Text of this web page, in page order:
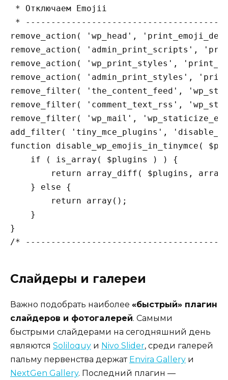
* Отключаем Emojii
*
remove_action( 'wp_head',
remove_action( 'admin_print_scripts',
remove_action( 'wp_print_styles',
remove_action( 'admin_print_styles',
remove_filter( 'the_content_feed',
remove_filter( 'comment_text_rss',
remove_filter( 'wp_mail',
add_filter( 'tiny_mce_plugins',
function disable_wp_emojis_in_tinymce(
    if ( is_array( $plugins ) ) {
return array_diff( $plugins,
    } else {
        return array();
    }
}
/*
Слайдеры и галереи
Важно подобрать наиболее «быстрый» плагин
слайдеров и фотогалерей. Самыми
быстрыми слайдерами на сегодняшний день
являются Soliloquy и Nivo Slider, среди галерей
пальму первенства держат Envira Gallery и
NextGen Gallery. Последний плагин —